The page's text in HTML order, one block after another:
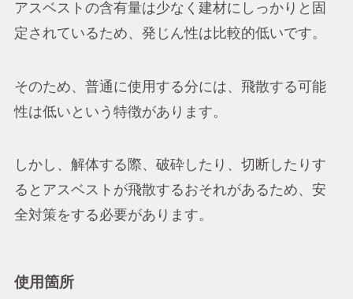
アスベストの含有量は少なく建材にしっかりと固
定されているため、発じん性は比較的低いです。
そのため、普通に使用する分には、飛散する可能
性は低いという特徴があります。
しかし、解体する際、破砕したり、切断したりす
るとアスベストが飛散するおそれがあるため、安
全対策をする必要があります。
使用箇所